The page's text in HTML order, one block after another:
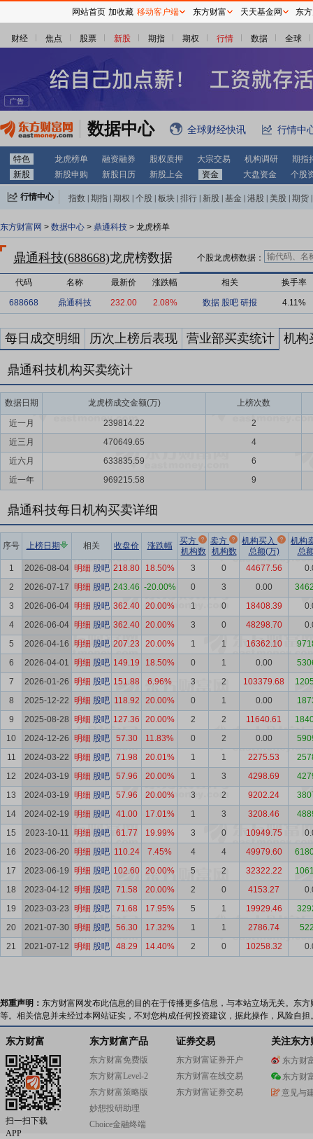
财经 焦点 股票 新股 期指 期权 行情 数据 全球
数据中心 全球财经快讯 行情中
特色 龙虎榜单 融资融券 股权质押 大宗交易 机构调研
期指
新股
新股申购 新股日历 新股上会 资金 大盘资金 个股
行情中心 指数 期指 期权 个股 板块 排行 新股 基金 港股 美股 期货
东方财富网 > 数据中心 > 鼎通科技 > 龙虎榜单
鼎通科技(688668)龙虎榜数据 个股龙虎榜数据：
代码 名称 最新价 涨跌幅 相关 换手率
688668 鼎通科技 232.00 2.08% 数据 股吧 研报 4.11%
每日成交明细 历次上榜后表现 营业部买卖统计 机构
鼎通科技机构买卖统计
数据日期 龙虎榜成交金额(万) 上榜次数
近一月 239814.22
2
近三月
470649.65
4
近六月
633835.59
6
近一年
969215.58 9
鼎通科技每日机构买卖详细
序号 上榜日期 相关 收盘价 涨跌幅
买方
机构数
卖方
机构数
机构买入
总额(万)
机构
总
1
2026-08-04 明细 股吧 218.80 18.50% 3 0 44677.56
2
2026-07-17 明细 股吧 243.46 -20.00% 0 3 0.00
3
2026-06-04 明细 股吧 362.40 20.00% 1 0 18408.39
4
2026-06-04 明细 股吧 362.40 20.00% 3 0 48298.70
5
2026-04-16 明细 股吧 207.23 20.00% 1 1 16362.10
6
2026-04-01 明细 股吧 149.19 18.50% 0 1 0.00
7
2026-01-26 明细 股吧 151.88 6.96% 3 2 103379.68
8
2025-12-22 明细 股吧 118.92 20.00% 0 1 0.00
9
2025-08-28 明细 股吧 127.36 20.00% 2 2 11640.61
10
2024-12-26 明细 股吧 57.30 11.83% 0 2 0.00
11
2024-03-22 明细 股吧 71.98 20.01% 1 1 2275.53
12
2024-03-19 明细 股吧 57.96 20.00% 1 3 4298.69
13
2024-03-19 明细 股吧 57.96 20.00% 3 2 9202.24
14
2024-02-19 明细 股吧 41.00 17.01% 1 3 3208.46
15
2023-10-11 明细 股吧 61.77 19.99% 3 0 10949.75
16
2023-06-20 明细 股吧 110.24 7.45% 4 4 49979.60
17
2023-06-19 明细 股吧 102.60 20.00% 5 2 32322.22
18
2023-04-12 明细 股吧 71.58 20.00% 2 0 4153.27
19
2023-03-23 明细 股吧 71.68 17.95% 5 1 19929.46
20
2021-07-30 明细 股吧 56.30 17.32% 1 1 2786.74
21
2021-07-12 明细 股吧 48.29 14.40% 2 0 10258.32
郑重声明： 东方财富网发布此信息的目的在于传播更多信息，与本站立场无关。东
等。相关信息并未经过本网站证实，不对您构成任何投资建议，据此操作，风险自担
网站首页 加收藏 移动客户端 东方财富 天天基金网 东